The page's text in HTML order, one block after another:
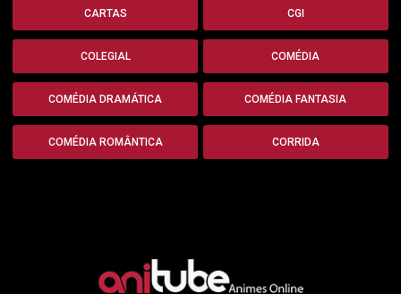
CARTAS CGI
COLEGIAL COMÉDIA
COMÉDIA DRAMÁTICA COMÉDIA FANTASIA
COMÉDIA ROMÂNTICA CORRIDA